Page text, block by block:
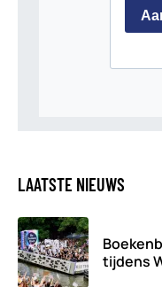
LAATSTE NIEUWS
tijdens